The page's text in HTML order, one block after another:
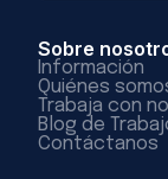
Sobre
Información
Quiénes
Trabaja con
Blog de
Contáctanos